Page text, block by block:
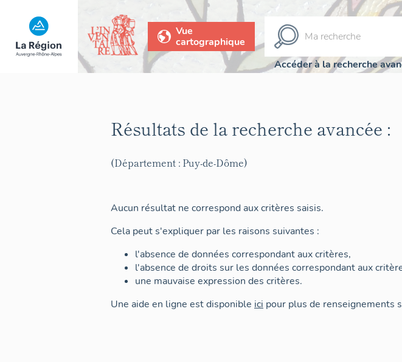
Vue
cartographique
Accéder à la recherche
Résultats de la recherche avancée :
(Département : Puy-de-Dôme)
Aucun résultat ne correspond aux critères saisis.
Cela peut s'expliquer par les raisons suivantes :
l'absence de données correspondant aux critères,
l'absence de droits sur les données correspondant aux
une mauvaise expression des critères.
Une aide en ligne est disponible ici pour plus de renseignements